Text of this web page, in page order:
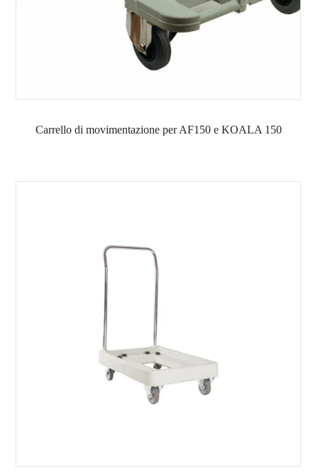
Carrello di movimentazione per AF150 e KOALA 150